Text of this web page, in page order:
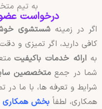
به تیم
درخواست
اگر در زمینه شستشوی
کافی دارید، اگر تمیزی و
به ارائه خدمات باکیفیت
شما در جمع متخصصین
شرایط و تعرفه ها، با ما
همکاری، لطفاً بخش همکاری